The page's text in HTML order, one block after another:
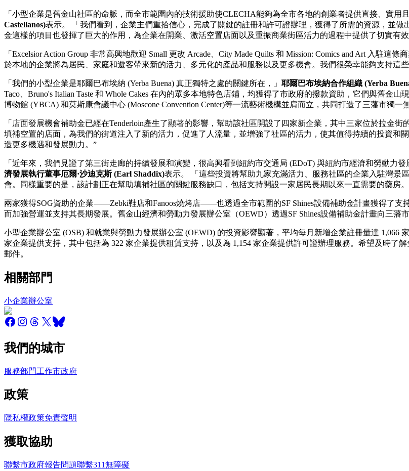
「小型企業是舊金山社區的命脈，而全市範圍內的技術援助使CLECHA能夠為全市各地的創業者提供直接、實用
Castellanos)表示。 「我們看到，企業主們重拾信心，完成了關鍵的註冊和許可證辦理，獲得了所需的資源，並
金這樣的項目也發揮了巨大的作用，為企業在開業、激活空置店面以及重振商業街區活力的過程中提供了切實有效
「Excelsior Action Group 非常高興地歡迎 Small 更改 Arcade、City Made Quilts 和 Mission: Comics and Art 入駐這條
於本地的企業將為居民、家庭和遊客帶來新的活力、多元化的產品和服務以及更多機會。我們很榮幸能夠支持這
「我們的小型企業是耶爾巴布埃納 (Yerba Buena) 真正獨特之處的關鍵所在，」 耶爾巴布埃納合作組織 (Yerba
Taco、Bruno's Italian Taste 和 Whole Cakes 在內的眾多本地特色店鋪，均獲得了市政府的撥款資助，它們與舊金
博物館 (YBCA) 和莫斯康會議中心 (Moscone Convention Center)等一流藝術機構並肩而立，共同打造了三藩市獨一
「店面發展機會補助金已經在Tenderloin產生了顯著的影響，幫助該社區開設了四家新企業，其中三家位於拉金街
填補空置的店面，為我們的街道注入了新的活力，促進了人流量，並增強了社區的活力，使其值得持續的投資和
造更多機遇和發展動力。”
「近年來，我們見證了第三街走廊的持續發展和演變，很高興看到紐約市交通局 (EDoT) 與紐約市經濟和勞動力
濟發展執行董事厄爾·沙迪克斯 (Earl Shaddix)表示。 「這些投資將幫助九家充滿活力、服務社區的企業入駐灣景
會。同樣重要的是，該計劃正在幫助填補社區的關鍵服務缺口，包括支持開設一家居民長期以來一直需要的藥房
兩家獲得SOG資助的企業——Zebki鞋店和Fanoos燒烤店——也透過全市範圍的SF Shines設備補助金計畫獲得了
而加強營運並支持其長期發展。舊金山經濟和勞動力發展辦公室（OEWD）透過SF Shines設備補助金計畫向三藩
小型企業辦公室 (OSB) 和就業與勞動力發展辦公室 (OEWD) 的投資影響顯著，平均每月新增企業註冊量達 1,066
家企業提供支持，其中包括為 322 家企業提供租賃支持，以及為 1,154 家企業提供許可證辦理服務。希望及時了
郵件。
相關部門
小企業辦公室
我們的城市
服務部門工作市政府
政策
隱私權政策免責聲明
獲取協助
聯繫市政府報告問題聯繫311無障礙